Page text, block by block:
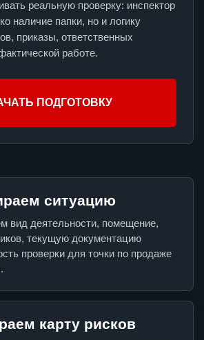
реальную проверку: инспектор
наличие папки, но и логику
приказы, ответственных
работе.
ПОДГОТОВКУ
ситуацию
вид деятельности, помещение,
текущую документацию
проверки для точки по продаже
карту рисков